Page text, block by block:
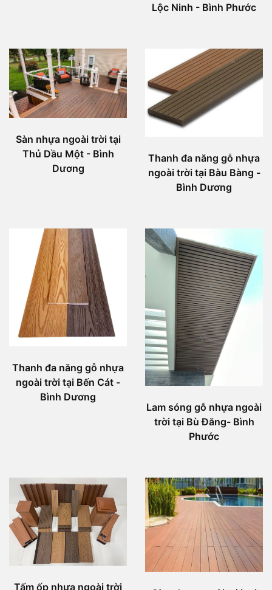
Lộc Ninh - Bình Phước
Sàn nhựa ngoài trời tại
Thủ Dầu Một - Bình
Dương
Thanh đa năng gỗ nhựa
ngoài trời tại Bàu Bàng -
Bình Dương
Thanh đa năng gỗ nhựa
ngoài trời tại Bến Cát -
Bình Dương
Lam sóng gỗ nhựa ngoài
trời tại Bù Đăng- Bình
Phước
Tấm ốp nhựa ngoài trời